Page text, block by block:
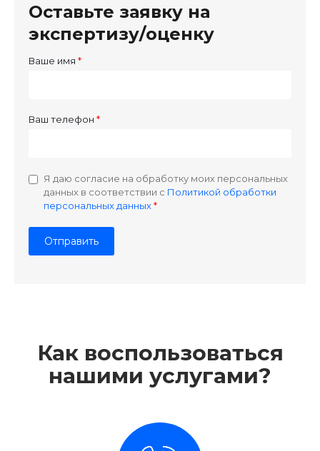
Оставьте заявку на
экспертизу/оценку
Ваше имя
Ваш телефон
Я даю согласие на обработку моих персональных
данных в соответствии с Политикой обработки
персональных данных
Как воспользоваться
нашими услугами?